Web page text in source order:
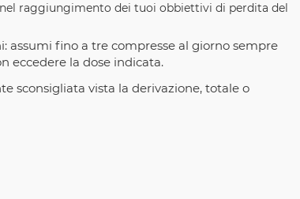
raggiungimento dei tuoi obbiettivi di perdita del
fino a tre compresse al giorno sempre
eccedere la dose indicata.
sconsigliata vista la derivazione, totale o